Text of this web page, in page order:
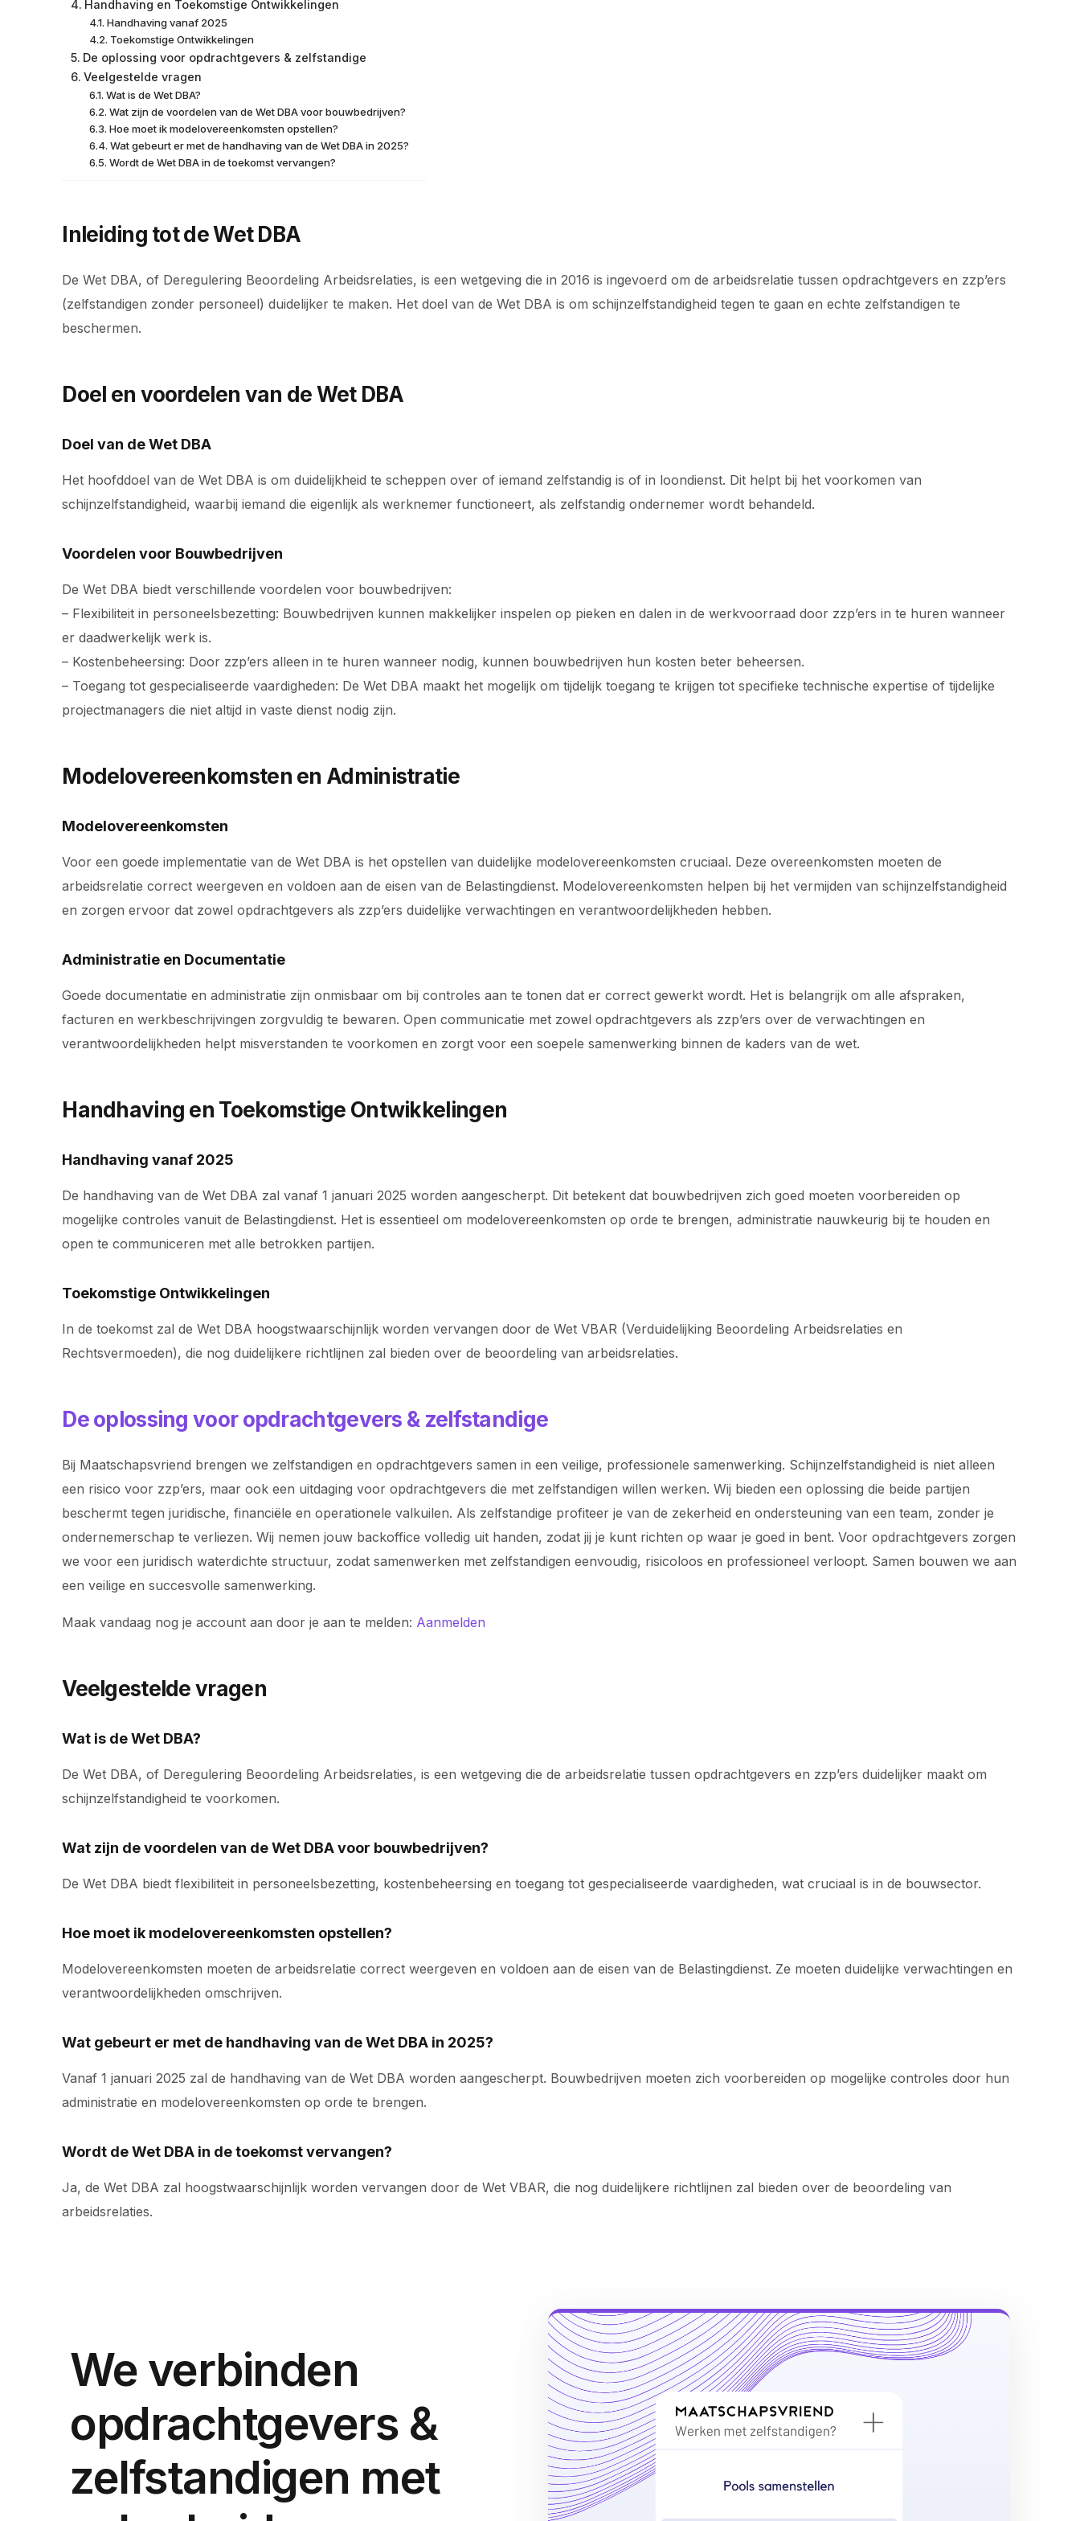
Handhaving en Toekomstige Ontwikkelingen
Handhaving vanaf 2025
Toekomstige Ontwikkelingen
De oplossing voor opdrachtgevers & zelfstandige
Veelgestelde vragen
Wat is de Wet DBA?
Wat zijn de voordelen van de Wet DBA voor bouwbedrijven?
Hoe moet ik modelovereenkomsten opstellen?
Wat gebeurt er met de handhaving van de Wet DBA in 2025?
Wordt de Wet DBA in de toekomst vervangen?
Inleiding tot de Wet DBA
De Wet DBA, of Deregulering Beoordeling Arbeidsrelaties, is een wetgeving die in 2016 is ingevoerd om de arbeidsrelatie tussen opdrachtgevers en zzp’ers
(zelfstandigen zonder personeel) duidelijker te maken. Het doel van de Wet DBA is om schijnzelfstandigheid tegen te gaan en echte zelfstandigen te
beschermen.
Doel en voordelen van de Wet DBA
Doel van de Wet DBA
Het hoofddoel van de Wet DBA is om duidelijkheid te scheppen over of iemand zelfstandig is of in loondienst. Dit helpt bij het voorkomen van
schijnzelfstandigheid, waarbij iemand die eigenlijk als werknemer functioneert, als zelfstandig ondernemer wordt behandeld.
Voordelen voor Bouwbedrijven
De Wet DBA biedt verschillende voordelen voor bouwbedrijven:
– Flexibiliteit in personeelsbezetting: Bouwbedrijven kunnen makkelijker inspelen op pieken en dalen in de werkvoorraad door zzp’ers in te huren wanneer
er daadwerkelijk werk is.
– Kostenbeheersing: Door zzp’ers alleen in te huren wanneer nodig, kunnen bouwbedrijven hun kosten beter beheersen.
– Toegang tot gespecialiseerde vaardigheden: De Wet DBA maakt het mogelijk om tijdelijk toegang te krijgen tot specifieke technische expertise of tijdelijke
projectmanagers die niet altijd in vaste dienst nodig zijn.
Modelovereenkomsten en Administratie
Modelovereenkomsten
Voor een goede implementatie van de Wet DBA is het opstellen van duidelijke modelovereenkomsten cruciaal. Deze overeenkomsten moeten de
arbeidsrelatie correct weergeven en voldoen aan de eisen van de Belastingdienst. Modelovereenkomsten helpen bij het vermijden van schijnzelfstandigheid
en zorgen ervoor dat zowel opdrachtgevers als zzp’ers duidelijke verwachtingen en verantwoordelijkheden hebben.
Administratie en Documentatie
Goede documentatie en administratie zijn onmisbaar om bij controles aan te tonen dat er correct gewerkt wordt. Het is belangrijk om alle afspraken,
facturen en werkbeschrijvingen zorgvuldig te bewaren. Open communicatie met zowel opdrachtgevers als zzp’ers over de verwachtingen en
verantwoordelijkheden helpt misverstanden te voorkomen en zorgt voor een soepele samenwerking binnen de kaders van de wet.
Handhaving en Toekomstige Ontwikkelingen
Handhaving vanaf 2025
De handhaving van de Wet DBA zal vanaf 1 januari 2025 worden aangescherpt. Dit betekent dat bouwbedrijven zich goed moeten voorbereiden op
mogelijke controles vanuit de Belastingdienst. Het is essentieel om modelovereenkomsten op orde te brengen, administratie nauwkeurig bij te houden en
open te communiceren met alle betrokken partijen.
Toekomstige Ontwikkelingen
In de toekomst zal de Wet DBA hoogstwaarschijnlijk worden vervangen door de Wet VBAR (Verduidelijking Beoordeling Arbeidsrelaties en
Rechtsvermoeden), die nog duidelijkere richtlijnen zal bieden over de beoordeling van arbeidsrelaties.
De oplossing voor opdrachtgevers & zelfstandige
Bij Maatschapsvriend brengen we zelfstandigen en opdrachtgevers samen in een veilige, professionele samenwerking. Schijnzelfstandigheid is niet alleen
een risico voor zzp’ers, maar ook een uitdaging voor opdrachtgevers die met zelfstandigen willen werken. Wij bieden een oplossing die beide partijen
beschermt tegen juridische, financiële en operationele valkuilen. Als zelfstandige profiteer je van de zekerheid en ondersteuning van een team, zonder je
ondernemerschap te verliezen. Wij nemen jouw backoffice volledig uit handen, zodat jij je kunt richten op waar je goed in bent. Voor opdrachtgevers zorgen
we voor een juridisch waterdichte structuur, zodat samenwerken met zelfstandigen eenvoudig, risicoloos en professioneel verloopt. Samen bouwen we aan
een veilige en succesvolle samenwerking.
Maak vandaag nog je account aan door je aan te melden: Aanmelden
Veelgestelde vragen
Wat is de Wet DBA?
De Wet DBA, of Deregulering Beoordeling Arbeidsrelaties, is een wetgeving die de arbeidsrelatie tussen opdrachtgevers en zzp’ers duidelijker maakt om
schijnzelfstandigheid te voorkomen.
Wat zijn de voordelen van de Wet DBA voor bouwbedrijven?
De Wet DBA biedt flexibiliteit in personeelsbezetting, kostenbeheersing en toegang tot gespecialiseerde vaardigheden, wat cruciaal is in de bouwsector.
Hoe moet ik modelovereenkomsten opstellen?
Modelovereenkomsten moeten de arbeidsrelatie correct weergeven en voldoen aan de eisen van de Belastingdienst. Ze moeten duidelijke verwachtingen en
verantwoordelijkheden omschrijven.
Wat gebeurt er met de handhaving van de Wet DBA in 2025?
Vanaf 1 januari 2025 zal de handhaving van de Wet DBA worden aangescherpt. Bouwbedrijven moeten zich voorbereiden op mogelijke controles door hun
administratie en modelovereenkomsten op orde te brengen.
Wordt de Wet DBA in de toekomst vervangen?
Ja, de Wet DBA zal hoogstwaarschijnlijk worden vervangen door de Wet VBAR, die nog duidelijkere richtlijnen zal bieden over de beoordeling van
arbeidsrelaties.
We verbinden
opdrachtgevers &
zelfstandigen met